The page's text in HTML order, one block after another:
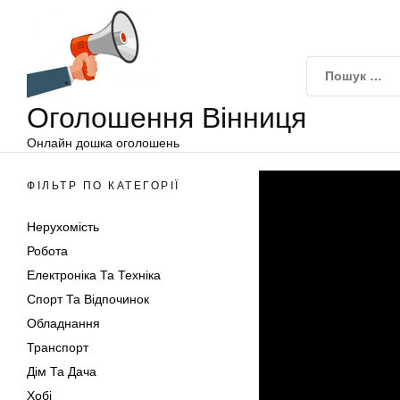
Оголошення Вінниця
Онлайн дошка оголошень
ФІЛЬТР ПО КАТЕГОРІЇ
Нерухомість
Робота
Електроніка Та Техніка
Спорт Та Відпочинок
Обладнання
Транспорт
Дім Та Дача
Хобі